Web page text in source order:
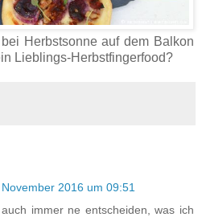
Herbstsonne auf dem Balkon
Lieblings-Herbstfingerfood?
2016 um 09:51
immer ne entscheiden, was ich